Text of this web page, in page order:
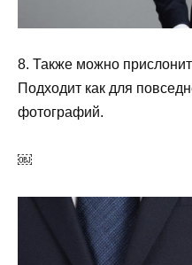
8. Также можно
Подходит как для
фотографий.
￼